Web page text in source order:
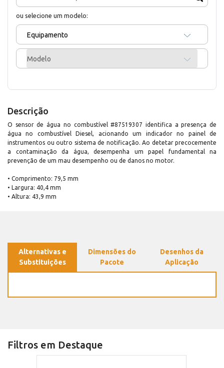
ou selecione um modelo:
Equipamento
Modelo
Descrição
O sensor de água no combustível #87519307 identifica a presença de
água no combustível Diesel, acionando um indicador no painel de
instrumentos ou outro sistema de notificação. Ao detetar precocemente
a contaminação da água, desempenha um papel fundamental na
prevenção de um mau desempenho ou de danos no motor.
• Comprimento: 79,5 mm
• Largura: 40,4 mm
• Altura: 43,9 mm
Alternativas e
Substituições
Dimensões do
Pacote
Desenhos da
Aplicação
Filtros em Destaque